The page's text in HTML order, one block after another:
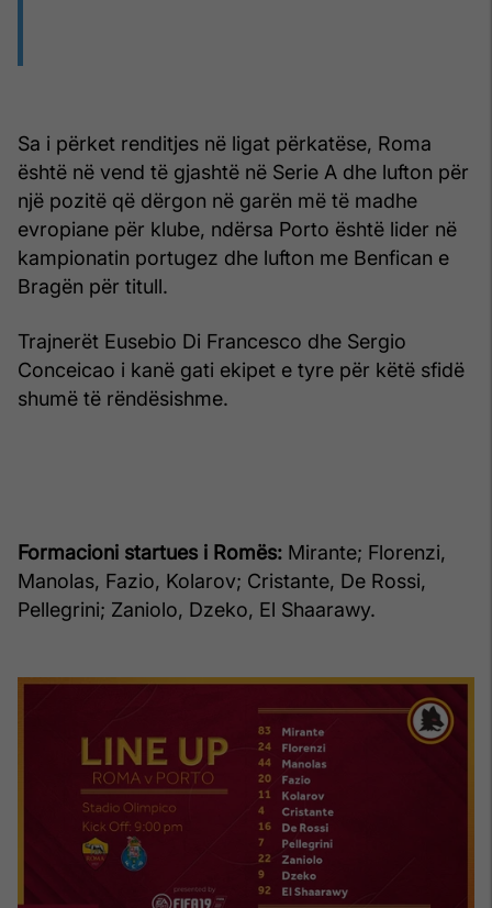
Sa i përket renditjes në ligat përkatëse, Roma
është në vend të gjashtë në Serie A dhe lufton për
një pozitë që dërgon në garën më të madhe
evropiane për klube, ndërsa Porto është lider në
kampionatin portugez dhe lufton me Benfican e
Bragën për titull.
Trajnerët Eusebio Di Francesco dhe Sergio
Conceicao i kanë gati ekipet e tyre për këtë sfidë
shumë të rëndësishme.
Formacioni startues i Romës: Mirante; Florenzi,
Manolas, Fazio, Kolarov; Cristante, De Rossi,
Pellegrini; Zaniolo, Dzeko, El Shaarawy.